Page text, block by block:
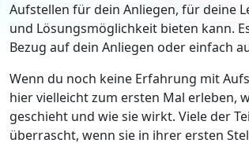
Aufstellen für dein Anliegen, für deine
und Lösungsmöglichkeit bieten kann.
Bezug auf dein Anliegen oder einfach
Wenn du noch keine Erfahrung mit
hier vielleicht zum ersten Mal erleben,
geschieht und wie sie wirkt. Viele der
überrascht, wenn sie in ihrer ersten